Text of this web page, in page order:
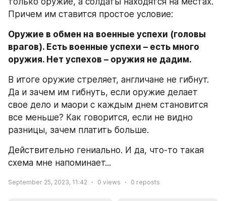
Причем им ставится простое условие:
Оружие в обмен на военные успехи (головы
врагов). Есть военные успехи – есть много
оружия. Нет успехов – оружия не дадим.
В итоге оружие стреляет, англичане не гибнут.
Да и зачем им гибнуть, если оружие делает
свое дело и маори с каждым днем становится
все меньше? Как говорится, если не видно
разницы, зачем платить больше.
Действительно гениально. И да, что-то такая
схема мне напоминает...
September 25, 2023, 11:42 0 views 0 reposts